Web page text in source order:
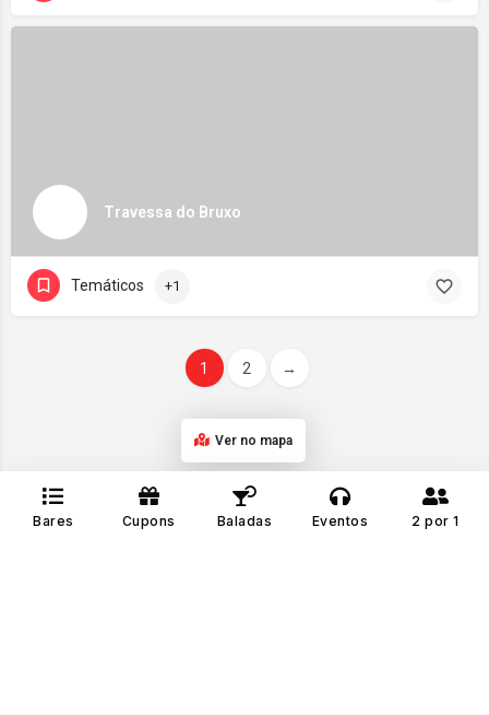
Travessa do Bruxo
Temáticos +1
1 2 →
Ver no mapa
Bares Cupons Baladas Eventos 2 por 1